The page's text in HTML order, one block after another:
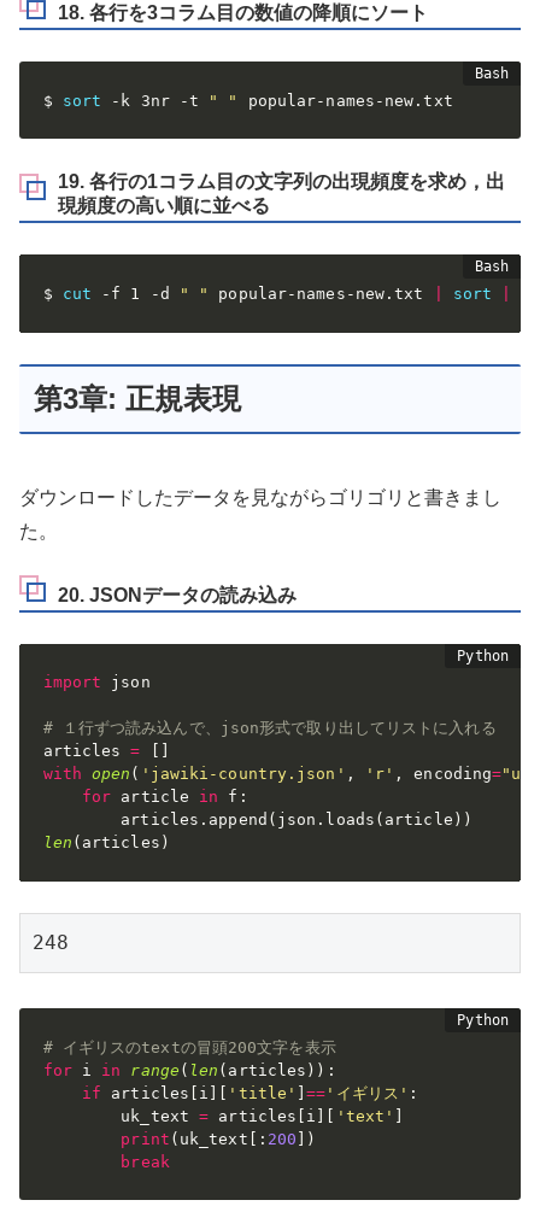
18. 各行を3コラム目の数値の降順にソート
$ sort -k 3nr -t " " popular-names-new.txt
19. 各行の1コラム目の文字列の出現頻度を求め，出
現頻度の高い順に並べる
$ cut -f 1 -d " " popular-names-new.txt sort
第3章: 正規表現
ダウンロードしたデータを見ながらゴリゴリと書きまし
た。
20. JSONデータの読み込み
import json
# １行ずつ読み込んで、json形式で取り出してリストに入れる
articles =
with
open ( 'jawiki-country.json' , 'r' , encoding=
for article in f :
        articles
. append ( json . loads ( article ) )
len ( articles )
248
# イギリスのtextの冒頭200文字を表示
for i in range ( len ( articles ) ) :
if articles [ i ] [ 'title' ]== 'イギリス' :
        uk_text
= articles [ i ] [ 'text' ]
print ( uk_text [ : 200 ] )
break